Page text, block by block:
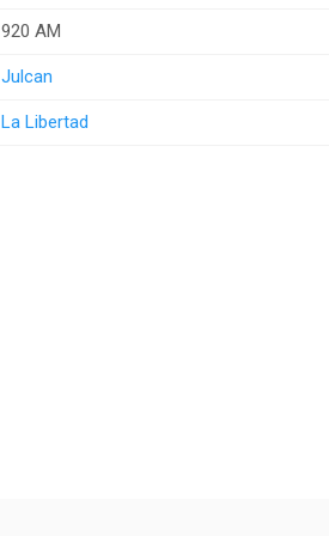
920 AM
Julcan
La Libertad